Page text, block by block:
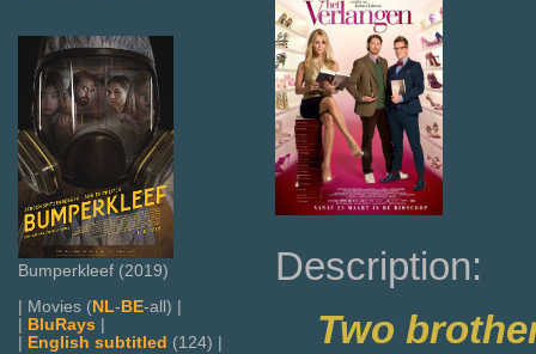
Bumperkleef (2019)
| Movies (NL-BE-all) |
| BluRays |
| English subtitled (124) |
Description:
Two